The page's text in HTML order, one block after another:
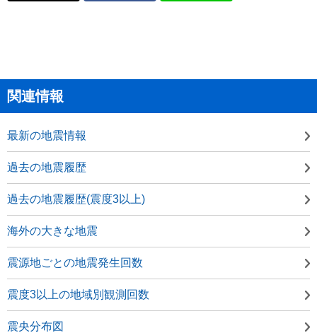
関連情報
最新の地震情報
過去の地震履歴
過去の地震履歴(震度3以上)
海外の大きな地震
震源地ごとの地震発生回数
震度3以上の地域別観測回数
震央分布図